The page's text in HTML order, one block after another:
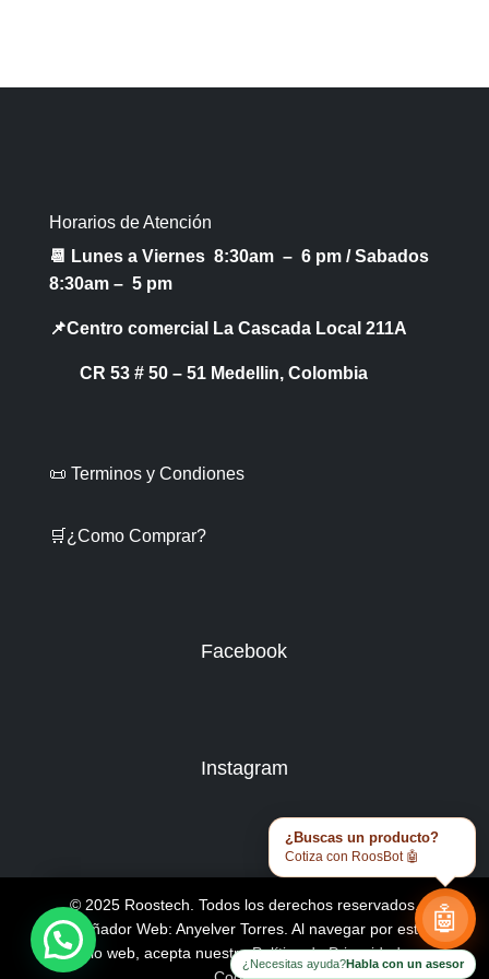
Horarios de Atención
📆 Lunes a Viernes 8:30am – 6 pm /Sabados
8:30am – 5 pm
📌Centro comercial La Cascada Local 211A
CR 53 # 50 – 51 Medellin, Colombia
📜 Terminos y Condiones
🛒¿Como Comprar?
Facebook
Instagram
© 2025 Roostech. Todos los derechos reservados.
Diseñador Web: Anyelver Torres . Al navegar por este
sitio web, acepta nuestraPolítica de Privacidad y
¿Buscas un producto?
Cotiza con RoosBot 🤖
🤖
¿Necesitas ayuda?Habla con un asesor